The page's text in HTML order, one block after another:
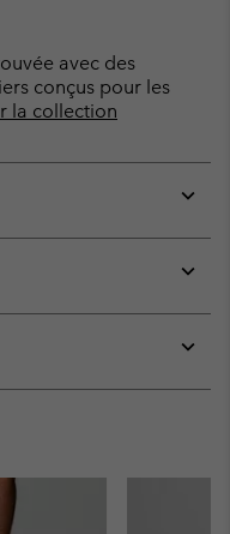
avec des
conçus pour les
la collection
or
or
or